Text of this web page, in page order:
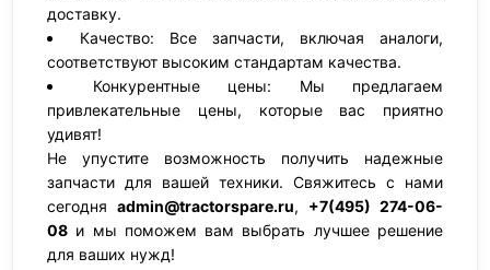
доставку.
Качество: Все запчасти, включая аналоги,
соответствуют высоким стандартам качества.
Конкурентные цены: Мы предлагаем
привлекательные цены, которые вас приятно
удивят!
Не упустите возможность получить надежные
запчасти для вашей техники. Свяжитесь с нами
сегодня admin@tractorspare.ru, +7(495) 274-06-
08 и мы поможем вам выбрать лучшее решение
для ваших нужд!